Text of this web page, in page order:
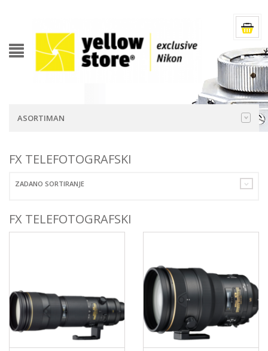
ASORTIMAN
FX TELEFOTOGRAFSKI
ZADANO SORTIRANJE
FX TELEFOTOGRAFSKI